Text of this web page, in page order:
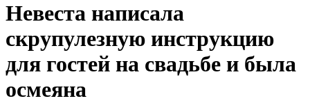
Невеста написала
скрупулезную инструкцию
для гостей на свадьбе и была
осмеяна